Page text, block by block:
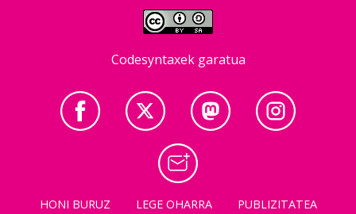
Codesyntaxek garatua
HONI BURUZ LEGE OHARRA
PUBLIZITATEA